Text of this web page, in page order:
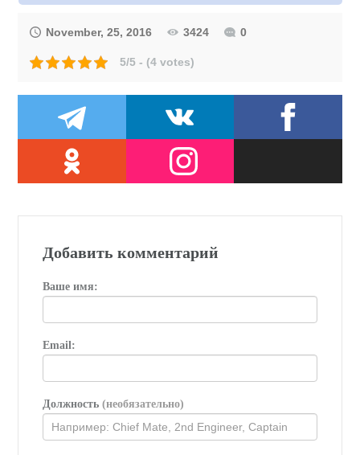
November, 25, 2016 3424 0
5/5 - (4 votes)
Добавить комментарий
Ваше имя:
Email:
Должность(необязательно)